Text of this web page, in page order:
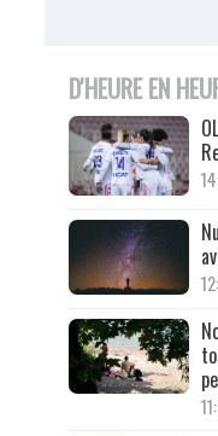
D'HEURE EN